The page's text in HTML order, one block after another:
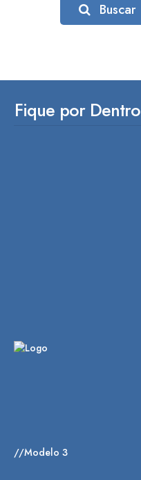
Buscar
Fique por Dentro
//Modelo 3